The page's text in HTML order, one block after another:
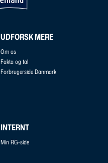
UDFORSK MERE
Om os
Fakta og tal
Forbrugerside Danmark
INTERNT
Min RG-side